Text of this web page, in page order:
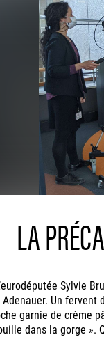
LA
Sylvie
Un
garnie de crème
dans la gorge